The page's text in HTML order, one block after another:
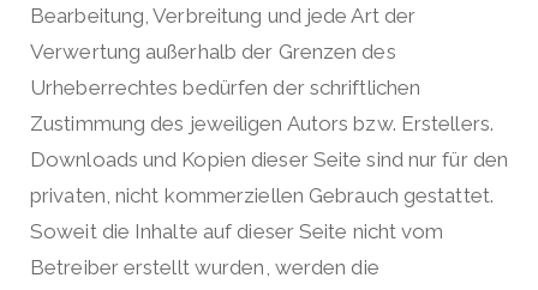
Bearbeitung, Verbreitung und jede Art der
Verwertung außerhalb der Grenzen des
Urheberrechtes bedürfen der schriftlichen
Zustimmung des jeweiligen Autors bzw. Erstellers.
Downloads und Kopien dieser Seite sind nur für den
privaten, nicht kommerziellen Gebrauch gestattet.
Soweit die Inhalte auf dieser Seite nicht vom
Betreiber erstellt wurden, werden die